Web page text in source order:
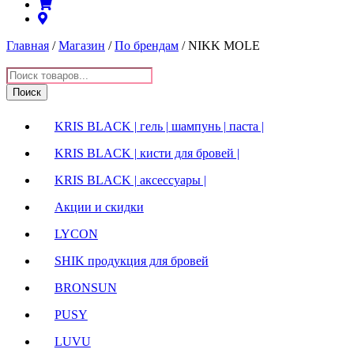
Главная /Магазин /По брендам / NIKK MOLE
Поиск
товаров
Поиск
KRIS BLACK | гель | шампунь | паста |
KRIS BLACK | кисти для бровей |
KRIS BLACK | аксессуары |
Акции и скидки
LYCON
SHIK продукция для бровей
BRONSUN
PUSY
LUVU